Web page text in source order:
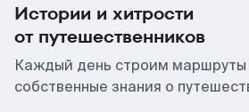
Истории и хитрости
от путешественников
Каждый день строим маршруты
собственные знания о